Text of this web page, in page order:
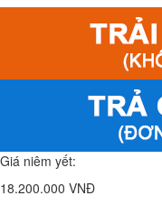
Giá niêm yết:
18.200.000 VNĐ